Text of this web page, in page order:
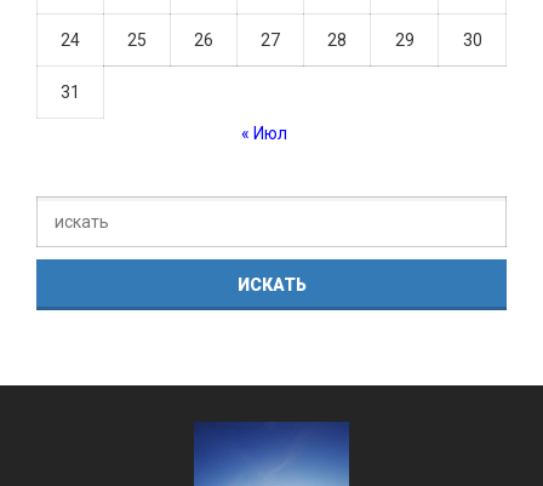
24 25 26 27 28 29 30
31
« Июл